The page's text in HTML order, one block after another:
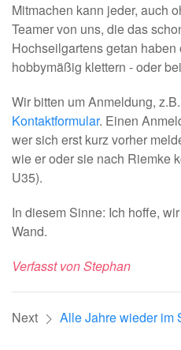
Mitmachen kann jeder, auch
Teamer von uns, die das
Hochseilgartens getan haben
hobbymäßig klettern - oder
Wir bitten um Anmeldung,
Kontaktformular. Einen
wer sich erst kurz vorher
wie er oder sie nach Riemke
U35).
In diesem Sinne: Ich hoffe,
Wand.
Verfasst von Stephan
Next Alle Jahre wieder im